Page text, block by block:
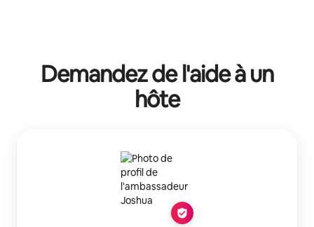
Demandez de l'aide à un
hôte